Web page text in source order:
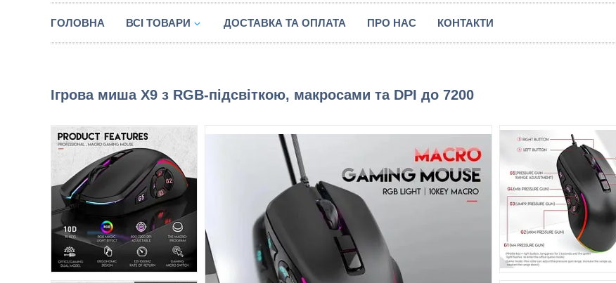
ГОЛОВНА ВСІ ТОВАРИ ДОСТАВКА ТА ОПЛАТА ПРО НАС КОНТАКТИ
Ігрова миша X9 з RGB-підсвіткою, макросами та DPI до 7200